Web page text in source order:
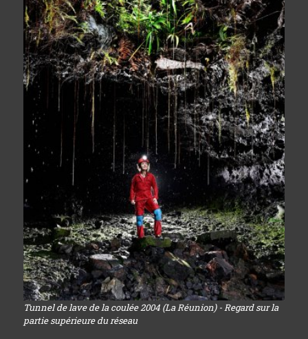
Tunnel de lave de la coulée 2004 (La Réunion) - Regard sur la
partie supérieure du réseau